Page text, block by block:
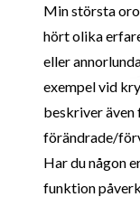
Min största
hört olika
eller
exempel vid
beskriver
förändrade/
Har du någon
funktion